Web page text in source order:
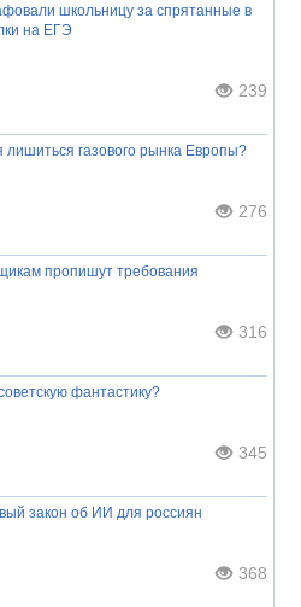
школьницу за спрятанные в
на ЕГЭ
239
лишиться газового рынка Европы?
276
пропишут требования
316
фантастику?
345
закон об ИИ для россиян
368